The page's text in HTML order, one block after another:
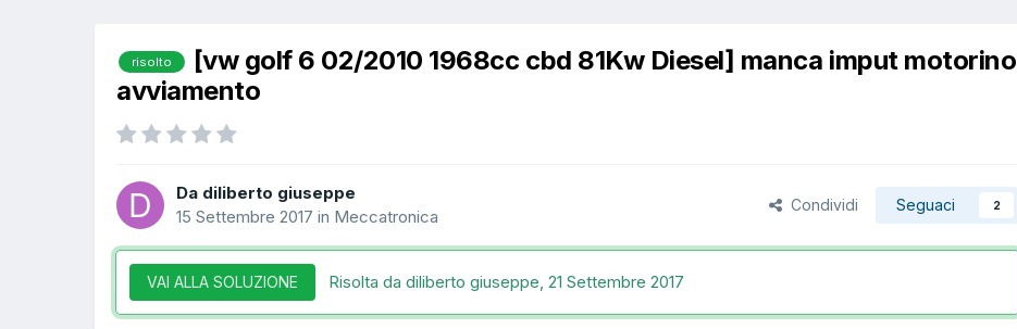
risolto
[vw golf 6 02/2010 1968cc cbd 81Kw Diesel] manca imput motorino
avviamento
Da diliberto giuseppe
15 Settembre 2017 in Meccatronica
Condividi Seguaci 2
VAI ALLA SOLUZIONE Risolta da diliberto giuseppe, 21 Settembre 2017